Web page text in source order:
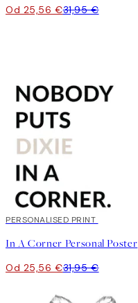
Od 25,56 €31,95 €
20%*
PERSONALISED PRINT
In A Corner Personal Poster
Od 25,56 €31,95 €